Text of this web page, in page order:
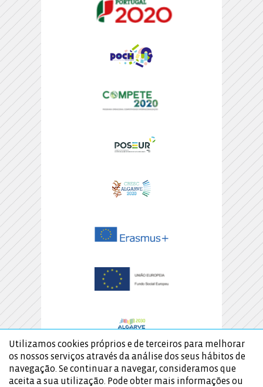
Utilizamos cookies próprios e de terceiros para melhorar
os nossos serviços através da análise dos seus hábitos de
navegação. Se continuar a navegar, consideramos que
aceita a sua utilização. Pode obter mais informações ou